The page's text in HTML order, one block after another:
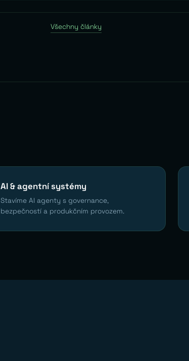
Všechny články
AI & agentní systémy
Stavíme AI agenty s governance,
bezpečností a produkčním provozem.